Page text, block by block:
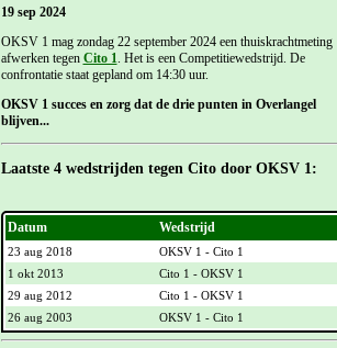
19 sep 2024
OKSV 1 mag zondag 22 september 2024 een thuiskrachtmeting
afwerken tegen Cito 1. Het is een Competitiewedstrijd. De
confrontatie staat gepland om 14:30 uur.
OKSV 1 succes en zorg dat de drie punten in Overlangel
blijven...
Laatste 4 wedstrijden tegen Cito door OKSV 1:
Datum Wedstrijd
23 aug 2018 OKSV 1 - Cito 1
1 okt 2013
Cito 1 - OKSV 1
29 aug 2012
Cito 1 - OKSV 1
26 aug 2003
OKSV 1 - Cito 1